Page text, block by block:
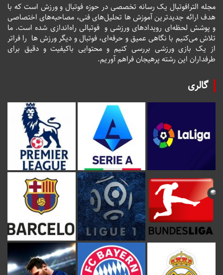
مجله الترافوتبال یک رسانه تخصصی در حوزه فوتبال و ورزش است که با
هدف ارائه جدیدترین آموزش ها تحلیل‌های فنی، مصاحبه‌های اختصاصی
و پوشش لحظه‌ای رویدادهای ورزشی و فوتبالی راه‌اندازی شده است. ما
تلاش می‌کنیم با نگاهی عمیق و حرفه‌ای، فوتبال و دیگر ورزش ها را فراتر
از یک بازی ورزشی بررسی کنیم و محتوایی باکیفیت و دقیق برای
طرفداران این رشته پرهیجان فراهم آوریم.
گالری